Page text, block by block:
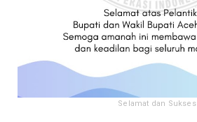
Selamat dan Sukses